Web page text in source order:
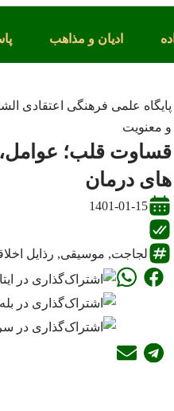
ادیان و مذاهب
پایگاه علمی فرهنگی اعتقادی
و معنویت
قساوت قلب؛ عوامل،
های درمان
1401-01-15
لجاجت, موسیقی, رذایل